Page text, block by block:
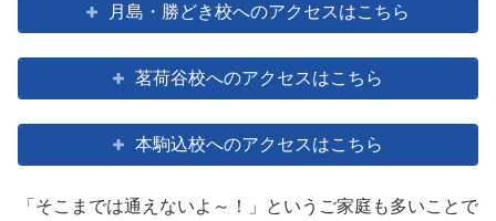
月島・勝どき校へのアクセスはこちら
茗荷谷校へのアクセスはこちら
本駒込校へのアクセスはこちら
「そこまでは通えないよ～！」というご家庭も多いことで